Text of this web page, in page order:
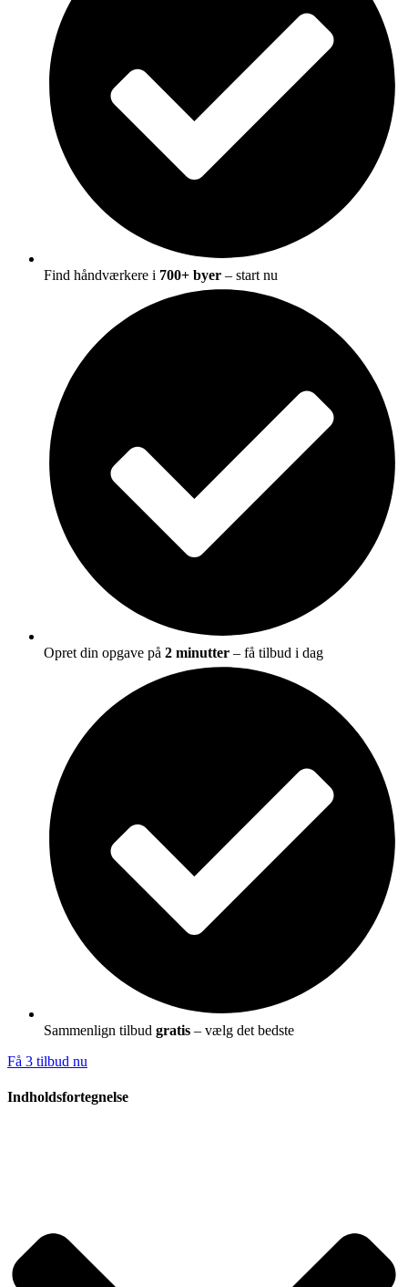
Find håndværkere i 700+ byer – start nu
Opret din opgave på 2 minutter – få tilbud i dag
Sammenlign tilbud gratis – vælg det bedste
Få 3 tilbud nu
Indholdsfortegnelse